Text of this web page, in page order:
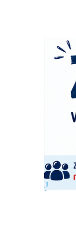
Szukana
nie